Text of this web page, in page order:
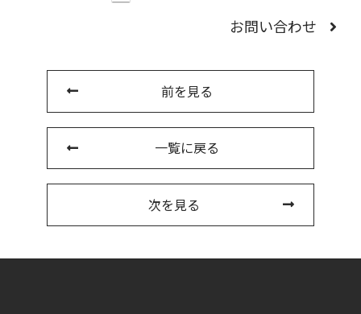
お問い合わせ
前を見る
一覧に戻る
次を見る